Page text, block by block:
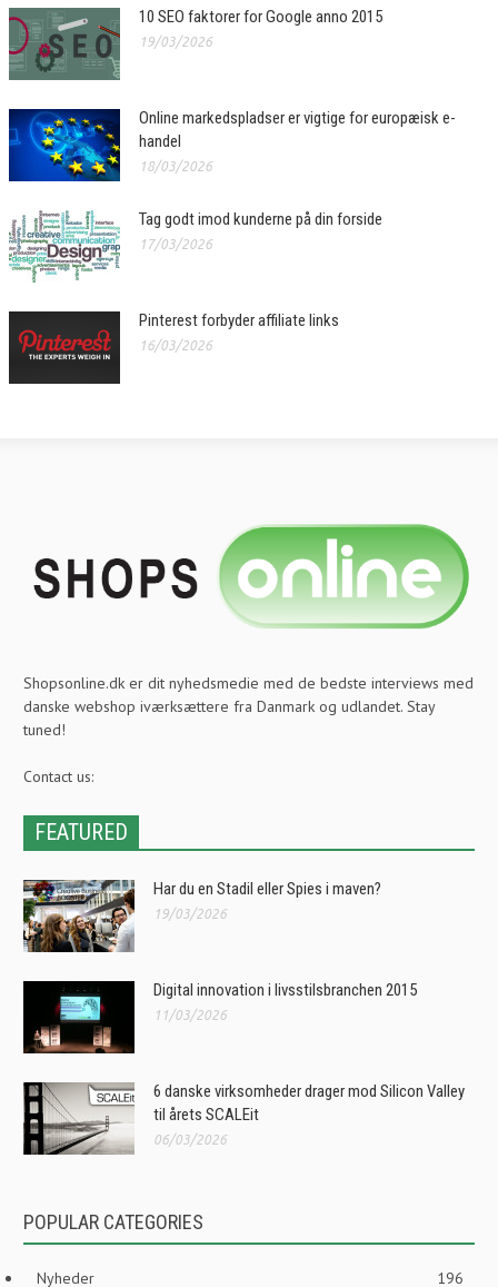
10 SEO faktorer for Google anno 2015
19/03/2026
Online markedspladser er vigtige for europæisk e-
handel
18/03/2026
Tag godt imod kunderne på din forside
17/03/2026
Pinterest forbyder affiliate links
16/03/2026
Shopsonline.dk er dit nyhedsmedie med de bedste interviews med
danske webshop iværksættere fra Danmark og udlandet. Stay
tuned!
Contact us:
FEATURED
Har du en Stadil eller Spies i maven?
19/03/2026
Digital innovation i livsstilsbranchen 2015
11/03/2026
6 danske virksomheder drager mod Silicon Valley
til årets SCALEit
06/03/2026
POPULAR CATEGORIES
Nyheder 196